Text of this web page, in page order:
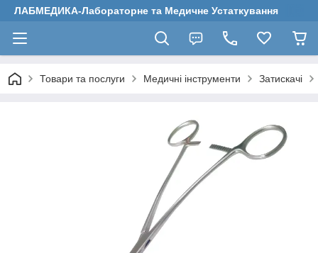
ЛАБМЕДИКА-Лабораторне та Медичне Устаткування
Товари та послуги Медичні інструменти Затискачі